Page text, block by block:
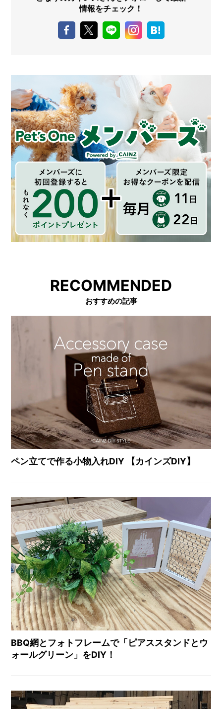
情報をチェック！
RECOMMENDED
おすすめの記事
ペン立てで作る小物入れDIY 【カインズDIY】
BBQ網とフォトフレームで「ピアススタンドとウ
ォールグリーン」をDIY！